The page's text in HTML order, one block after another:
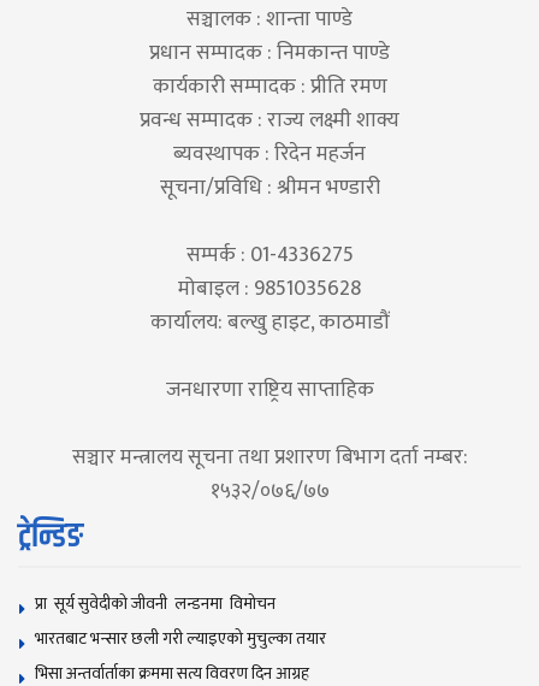
सञ्चालक : शान्ता पाण्डे
प्रधान सम्पादक : निमकान्त पाण्डे
कार्यकारी सम्पादक : प्रीति रमण
प्रवन्ध सम्पादक : राज्य लक्ष्मी शाक्य
ब्यवस्थापक : रिदेन महर्जन
सूचना/प्रविधि : श्रीमन भण्डारी
सम्पर्क : 01-4336275
मोबाइल : 9851035628
कार्यालय: बल्खु हाइट, काठमाडौं
जनधारणा राष्ट्रिय साप्ताहिक
सञ्चार मन्त्रालय सूचना तथा प्रशारण बिभाग दर्ता नम्बर:
१५३२/०७६/७७
ट्रेन्डिङ
प्रा सूर्य सुवेदीको जीवनी लन्डनमा विमोचन
भारतबाट भन्सार छली गरी ल्याइएको मुचुल्का तयार
भिसा अन्तर्वार्ताका क्रममा सत्य विवरण दिन आग्रह